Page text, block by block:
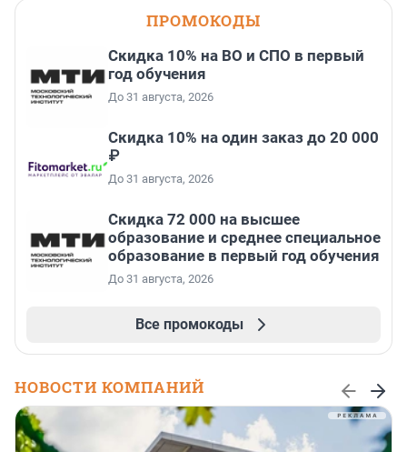
ПРОМОКОДЫ
Скидка 10% на ВО и СПО в первый
год обучения
До 31 августа, 2026
Скидка 10% на один заказ до 20 000
₽
До 31 августа, 2026
Скидка 72 000 на высшее
образование и среднее специальное
образование в первый год обучения
До 31 августа, 2026
Все промокоды
НОВОСТИ КОМПАНИЙ